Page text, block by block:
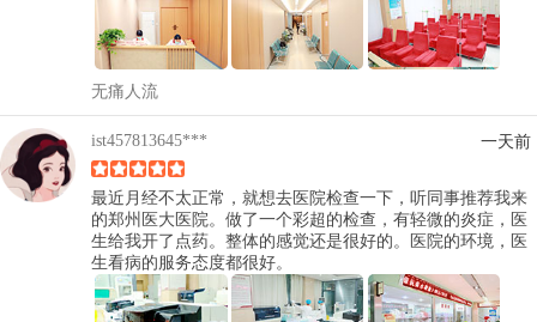
无痛人流
ist457813645*** 一天前
最近月经不太正常，就想去医院检查一下，听同事推荐我来
的郑州医大医院。做了一个彩超的检查，有轻微的炎症，医
生给我开了点药。整体的感觉还是很好的。医院的环境，医
生看病的服务态度都很好。